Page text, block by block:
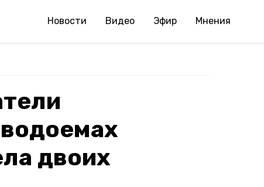
Новости Видео Эфир Мнения
двоих